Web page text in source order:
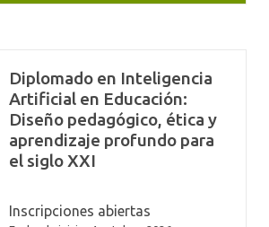
Diplomado en Inteligencia
Artificial en Educación:
Diseño pedagógico, ética y
aprendizaje profundo para
el siglo XXI
Inscripciones abiertas